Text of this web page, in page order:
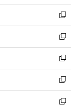
ウ
で
開
く
ン
ド
ウ
で
開
く
新
し
い
ウ
ィ
ン
ド
ウ
で
新
し
い
ウ
ィ
ン
ド
新
し
い
ウ
ィ
新
し
い
新